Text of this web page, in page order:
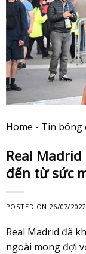
Home - Tin bóng
Real
đến từ sức
POSTED ON 26/07/2022
Real Madrid đã
ngoài mong đợi